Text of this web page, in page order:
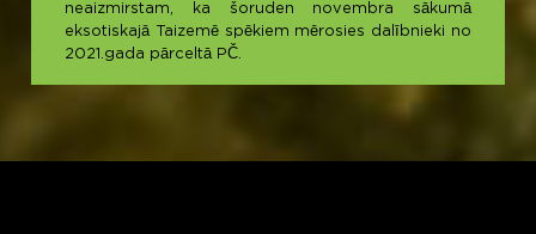
neaizmirstam, ka šoruden novembra sākumā
eksotiskajā Taizemē spēkiem mērosies dalībnieki no
2021.gada pārceltā PČ.